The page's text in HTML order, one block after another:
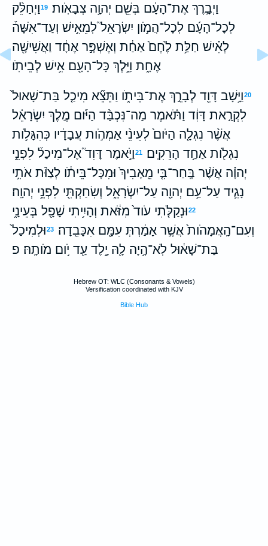
וַיְבָ֣רֶךְ אֶת־הָעָ֔ם בְּשֵׁ֖ם יְהוָ֥ה צְבָאֹֽות׃ 19וַיְחַלֵּ֨ק
לְכָל־הָעָ֜ם לְכָל־הֲמֹ֣ון יִשְׂרָאֵל֮ לְמֵאִ֣ישׁ וְעַד־אִשָּׁה֒
לְאִ֗ישׁ חַלַּ֥ת לֶ֙חֶם֙ אַחַ֔ת וְאֶשְׁפָּ֣ר אֶחָ֔ד וַאֲשִׁישָׁ֖ה
אֶחָ֑ת וַיֵּ֥לֶךְ כָּל־הָעָ֖ם אִ֥ישׁ לְבֵיתֹֽו׃
20וַיָּ֥שָׁב דָּוִ֖ד לְבָרֵ֣ךְ אֶת־בֵּיתֹ֑ו וַתֵּצֵ֞א מִיכַ֤ל בַּת־שָׁאוּל֙
לִקְרַ֣את דָּוִ֔ד וַתֹּ֗אמֶר מַה־נִּכְבַּ֨ד הַיֹּ֜ום מֶ֣לֶךְ יִשְׂרָאֵ֗ל
אֲשֶׁ֨ר נִגְלָ֤ה הַיֹּום֙ לְעֵינֵ֨י אַמְהֹ֣ות עֲבָדָ֔יו כְּהִגָּלֹ֥ות
נִגְלֹ֖ות אַחַ֥ד הָרֵקִֽים׃
21וַיֹּ֣אמֶר דָּוִד֮ אֶל־מִיכַל֒ לִפְנֵ֣י
יְהוָ֗ה אֲשֶׁ֨ר בָּֽחַר־בִּ֤י מֵֽאָבִיךְ֙ וּמִכָּל־בֵּיתֹ֔ו לְצַוֹּ֨ת אֹתִ֥י
נָגִ֛יד עַל־עַ֥ם יְהוָ֖ה עַל־יִשְׂרָאֵ֑ל וְשִׂחַקְתִּ֖י לִפְנֵ֥י יְהוָֽה׃
22וּנְקַלֹּ֤תִי עֹוד֙ מִזֹּ֔את וְהָיִ֥יתִי שָׁפָ֖ל בְּעֵינָ֑י
וְעִם־הָֽאֲמָהֹות֙ אֲשֶׁ֣ר אָמַ֔רְתְּ עִמָּ֖ם אִכָּבֵֽדָה׃
23וּלְמִיכַל֙
בַּת־שָׁא֔וּל לֹֽא־הָ֥יָה לָ֖הּ יָ֑לֶד עַ֖ד יֹ֥ום מֹותָֽהּ׃ פ
Hebrew OT: WLC (Consonants & Vowels)
Versification coordinated with KJV
Bible Hub